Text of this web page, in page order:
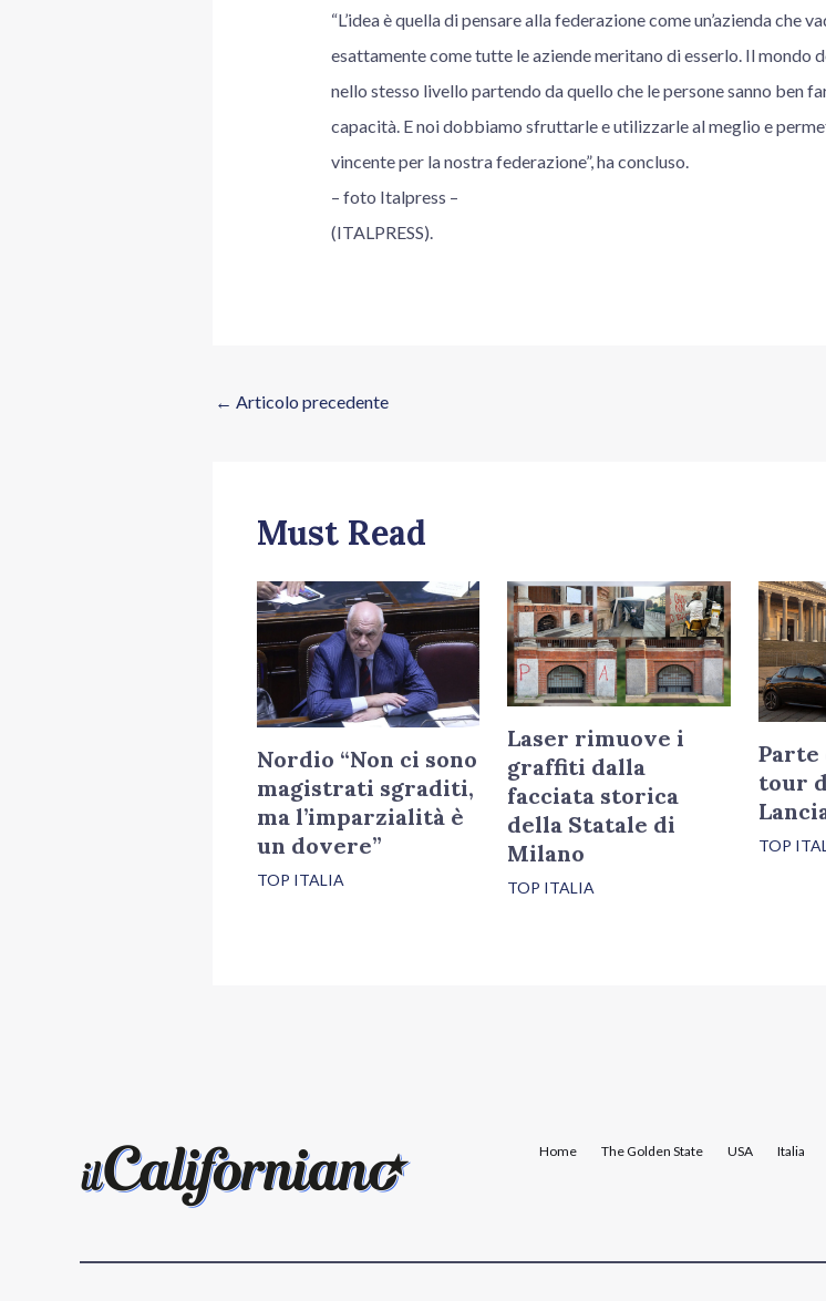
“L’idea è quella di pensare alla federazione come un’azienda che
esattamente come tutte le aziende meritano di esserlo. Il mondo
nello stesso livello partendo da quello che le persone sanno ben
capacità. E noi dobbiamo sfruttarle e utilizzarle al meglio e
vincente per la nostra federazione”, ha concluso.
– foto Italpress –
(ITALPRESS).
← Articolo precedente
Must Read
Nordio “Non ci sono
magistrati sgraditi,
ma l’imparzialità è
un dovere”
TOP ITALIA
Laser rimuove i
graffiti dalla
facciata storica
della Statale di
Milano
TOP ITALIA
Parte
tour
TOP
Home The Golden State USA Italia